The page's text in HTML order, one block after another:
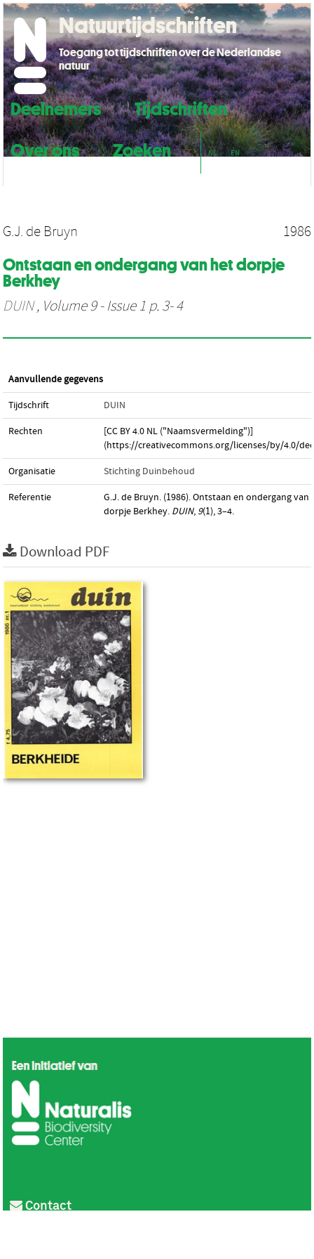
Deelnemers
Tijdschriften
Over ons
Zoeken NL EN
Natuurtijdschriften
Toegang tot tijdschriften over de Nederlandse
natuur
G.J. de Bruyn 1986
Ontstaan en ondergang van het dorpje
Berkhey
DUIN, Volume 9 - Issue 1 p. 3- 4
Aanvullende gegevens
Tijdschrift DUIN
Rechten
[CC BY 4.0 NL ("Naamsvermelding")]
(https://creativecommons.org/licenses/by/4.0/
Organisatie Stichting Duinbehoud
Referentie
G.J. de Bruyn. (1986). Ontstaan en ondergang van
dorpje Berkhey. DUIN, 9(1), 3–4.
Download PDF
Contact